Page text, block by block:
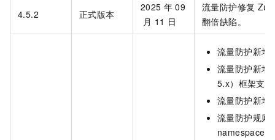
4.5.2 正式版本
2025 年 09
月 11 日
流量防护修复
翻倍缺陷。
流量防护新增
流量防护新增
5.x）框架支
流量防护新增
流量防护规则
namespace